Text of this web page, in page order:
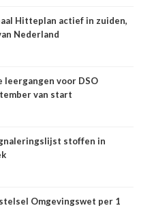
Hitteplan actief in zuiden,
Nederland
leergangen voor DSO
van start
stoffen in
Omgevingswet per 1